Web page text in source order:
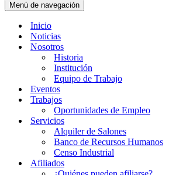
Menú de navegación
Inicio
Noticias
Nosotros
Historia
Institución
Equipo de Trabajo
Eventos
Trabajos
Oportunidades de Empleo
Servicios
Alquiler de Salones
Banco de Recursos Humanos
Censo Industrial
Afiliados